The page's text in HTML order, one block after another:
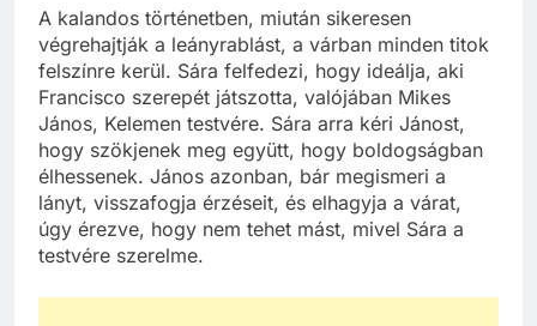
A kalandos történetben, miután sikeresen
végrehajtják a leányrablást, a várban minden titok
felszínre kerül. Sára felfedezi, hogy ideálja, aki
Francisco szerepét játszotta, valójában Mikes
János, Kelemen testvére. Sára arra kéri Jánost,
hogy szökjenek meg együtt, hogy boldogságban
élhessenek. János azonban, bár megismeri a
lányt, visszafogja érzéseit, és elhagyja a várat,
úgy érezve, hogy nem tehet mást, mivel Sára a
testvére szerelme.